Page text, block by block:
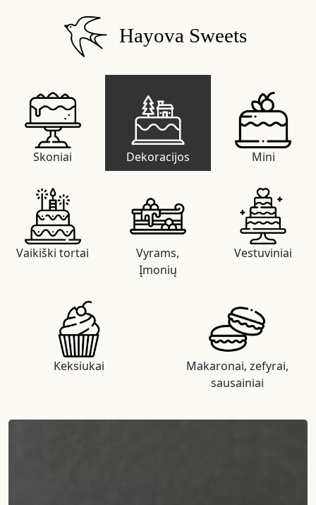
Hayova Sweets
Skoniai Dekoracijos Mini
Vaikiški tortai
Vyrams,
Įmonių
Vestuviniai
Keksiukai
Makaronai, zefyrai,
sausainiai